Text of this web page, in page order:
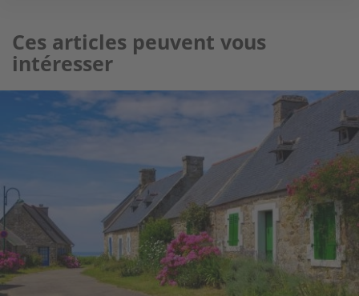
Ces articles peuvent vous
intéresser